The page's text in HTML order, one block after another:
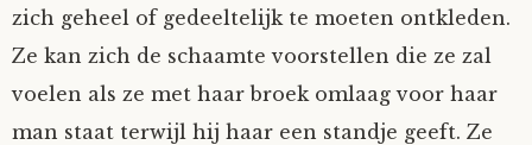
zich geheel of gedeeltelijk te moeten ontkleden.
Ze kan zich de schaamte voorstellen die ze zal
voelen als ze met haar broek omlaag voor haar
man staat terwijl hij haar een standje geeft. Ze